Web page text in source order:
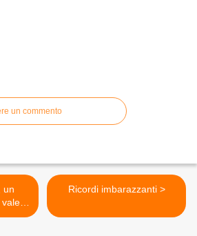
un commento
Ricordi imbarazzanti >